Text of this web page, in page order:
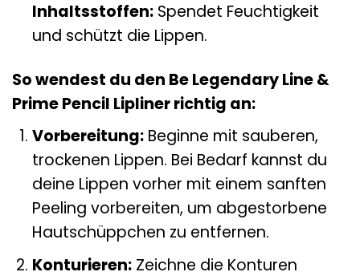
Inhaltsstoffen:Spendet Feuchtigkeit
und schützt die Lippen.
So wendest du den Be Legendary Line &
Prime Pencil Lipliner richtig an:
Vorbereitung:Beginne mit sauberen,
trockenen Lippen. Bei Bedarf kannst du
deine Lippen vorher mit einem sanften
Peeling vorbereiten, um abgestorbene
Hautschüppchen zu entfernen.
Konturieren:Zeichne die Konturen